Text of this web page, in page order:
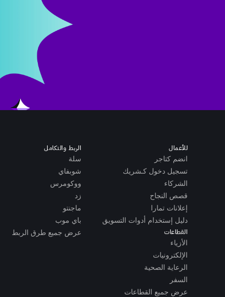
للأعمال
انضم كتاجر
تسجيل دخول كـشريك
الشركاء
قصص النجاح
إعلانات تمارا
دليل إستخدام أدوات التسويق
القطاعات
الأزياء
الإلكترونيات
الرعاية الصحية
السفر
عرض جميع القطاعات
الربط والتكامل
سلة
شوبفاي
ووكومرس
زد
ماجنتو
باي موب
عرض جميع طرق الربط